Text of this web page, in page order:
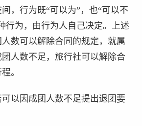
，行为既“可以为”，也“可以不
行为，由行为人自己决定。上述
数可以解除合同的规定，就属
人数不足，旅行社可以解除合
。
以因成团人数不足提出退团要